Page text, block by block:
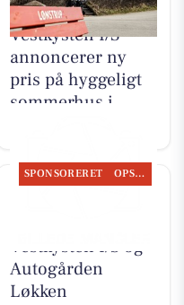
Mæglerhuset
Vestkysten I/S
annoncerer ny
pris på hyggeligt
sommerhus i
SPONSORERET OPSLAGSTAVLEN
Vestkysten I/S og
Autogården
Løkken